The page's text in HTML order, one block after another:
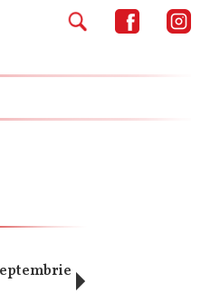
Octombrie